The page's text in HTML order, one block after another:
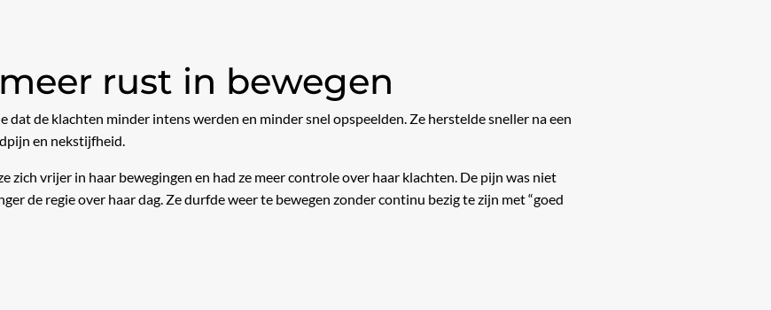
rust in bewegen
dat de klachten minder intens werden en minder snel opspeelden. Ze herstelde sneller na een
en nekstijfheid.
zich vrijer in haar bewegingen en had ze meer controle over haar klachten. De pijn was niet
de regie over haar dag. Ze durfde weer te bewegen zonder continu bezig te zijn met “goed